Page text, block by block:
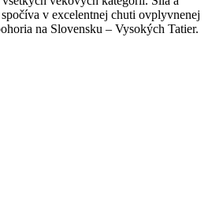
v excelentnej chuti ovplyvnenej
na Slovensku – Vysokých Tatier.